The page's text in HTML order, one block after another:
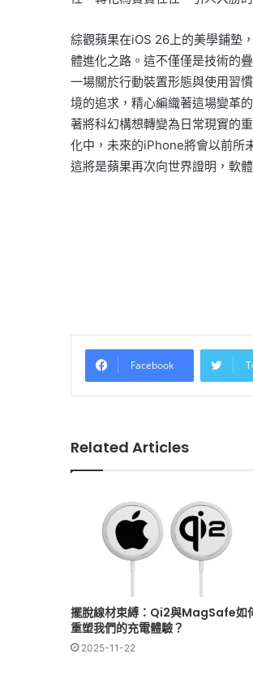
綜觀蘋果在iOS 26上的美學鋪墊
體進化之路。這不僅僅是技術的
一場關於行動裝置形態與使用習
境的追求，精心編織著這場變革
著將科幻構想轉變為日常現實的
化中，未來的iPhone將會以前所
這將是蘋果再次向世界證明，軟
Facebook
Related Articles
擺脫線材束縛：Qi2與MagSafe如
重塑我們的充電體驗？
2025-11-22